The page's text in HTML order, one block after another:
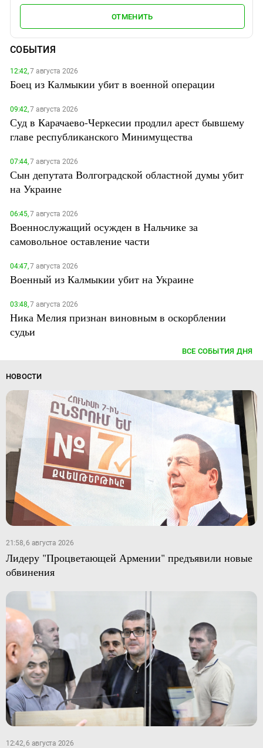
ОТМЕНИТЬ
СОБЫТИЯ
12:42,7 августа 2026
Боец из Калмыкии убит в военной операции
09:42,7 августа 2026
Суд в Карачаево-Черкесии продлил арест бывшему
главе республиканского Минимущества
07:44,7 августа 2026
Сын депутата Волгоградской областной думы убит
на Украине
06:45,7 августа 2026
Военнослужащий осужден в Нальчике за
самовольное оставление части
04:47,7 августа 2026
Военный из Калмыкии убит на Украине
03:48,7 августа 2026
Ника Мелия признан виновным в оскорблении
судьи
ВСЕ СОБЫТИЯ ДНЯ
НОВОСТИ
21:58, 6 августа 2026
Лидеру "Процветающей Армении" предъявили новые
обвинения
12:42, 6 августа 2026